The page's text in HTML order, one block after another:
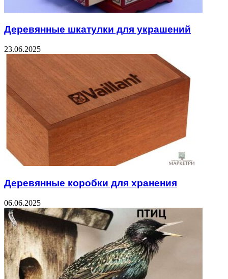
Деревянные шкатулки для украшений
23.06.2025
Деревянные коробки для хранения
06.06.2025